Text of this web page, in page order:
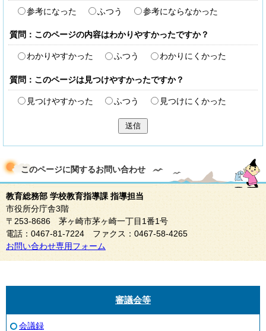
参考になった ふつう 参考にならなかった
質問：このページの内容はわかりやすかったですか？
わかりやすかった ふつう わかりにくかった
質問：このページは見つけやすかったですか？
見つけやすかった ふつう 見つけにくかった
送信
このページに関するお問い合わせ
教育総務部 学校教育指導課 指導担当
市役所分庁舎3階
〒253-8686 茅ヶ崎市茅ヶ崎一丁目1番1号
電話：0467-81-7224 ファクス：0467-58-4265
お問い合わせ専用フォーム
審議会等
会議録